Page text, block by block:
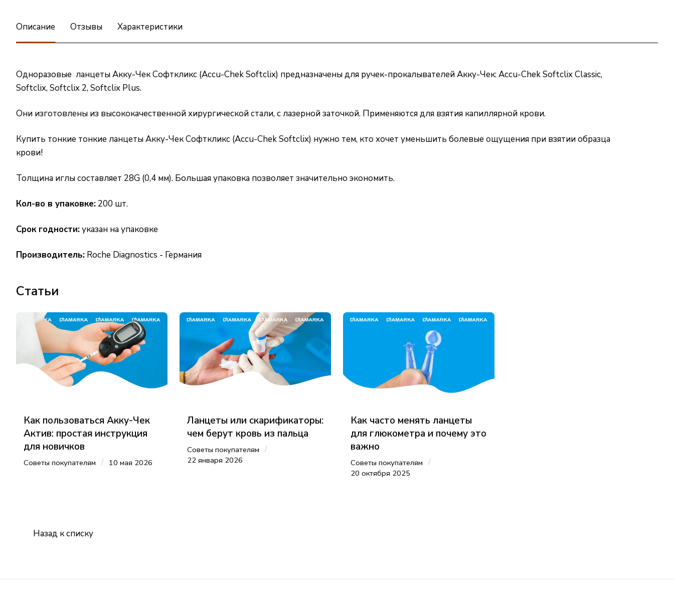
Описание Отзывы Характеристики
Одноразовые ланцеты Акку-Чек Софткликс (Accu-Chek Softclix) предназначены для ручек-прокалывателей Акку-Чек: Accu-Chek Softclix Classic,
Softclix, Softclix 2, Softclix Plus.
Они изготовлены из высококачественной хирургической стали, с лазерной заточкой. Применяются для взятия капиллярной крови.
Купить тонкие тонкие ланцеты Акку-Чек Софткликс (Accu-Chek Softclix) нужно тем, кто хочет уменьшить болевые ощущения при взятии образца
крови!
Толщина иглы составляет 28G (0,4 мм). Большая упаковка позволяет значительно экономить.
Кол-во в упаковке: 200 шт.
Срок годности:указан на упаковке
Производитель: Roche Diagnostics - Германия
Статьи
Как пользоваться Акку-Чек
Актив: простая инструкция
для новичков
Советы покупателям / 10 мая 2026
Ланцеты или скарификаторы:
чем берут кровь из пальца
Советы покупателям /
22 января 2026
Как часто менять ланцеты
для глюкометра и почему это
важно
Советы покупателям /
20 октября 2025
Назад к списку